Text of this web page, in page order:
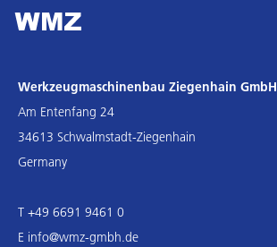
Werkzeugmaschinenbau Ziegenhain GmbH
Am Entenfang 24
34613 Schwalmstadt-Ziegenhain
Germany
T +49 6691 9461 0
E info@wmz-gmbh.de